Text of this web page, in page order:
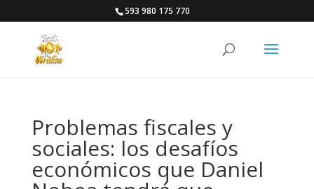
593 980 175 770
Problemas fiscales y
sociales: los desafíos
económicos que Daniel